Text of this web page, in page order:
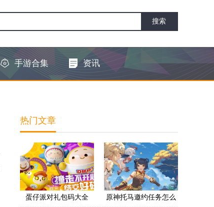
手游合集 资讯
热门文章
蛋仔派对礼包码大全
原神托马邀约任务怎么